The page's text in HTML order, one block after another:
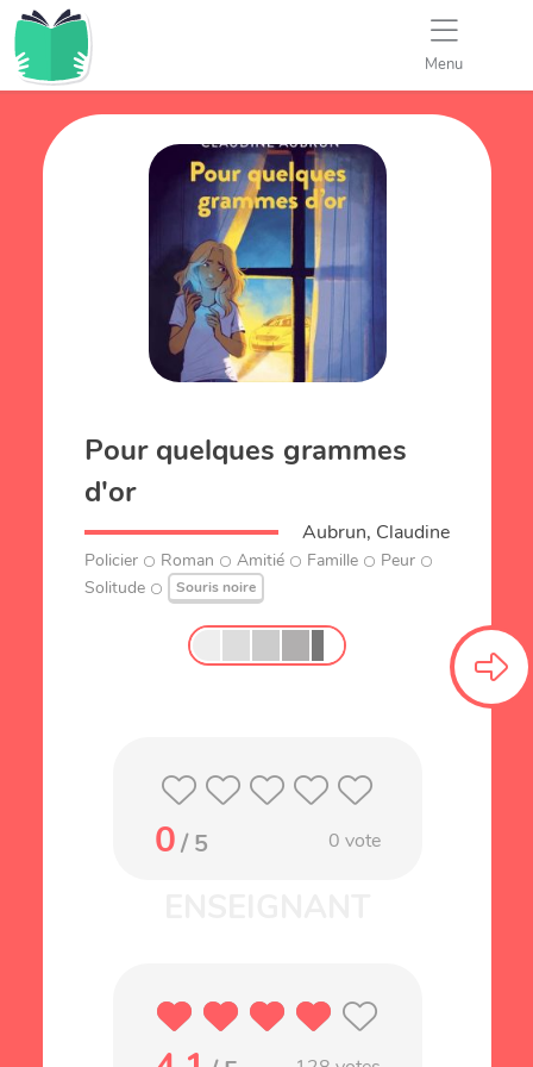
Menu
Pour quelques grammes
d'or
Aubrun, Claudine
Policier Roman Amitié Famille
Peur
Solitude
Souris noire
0/ 5 0 vote